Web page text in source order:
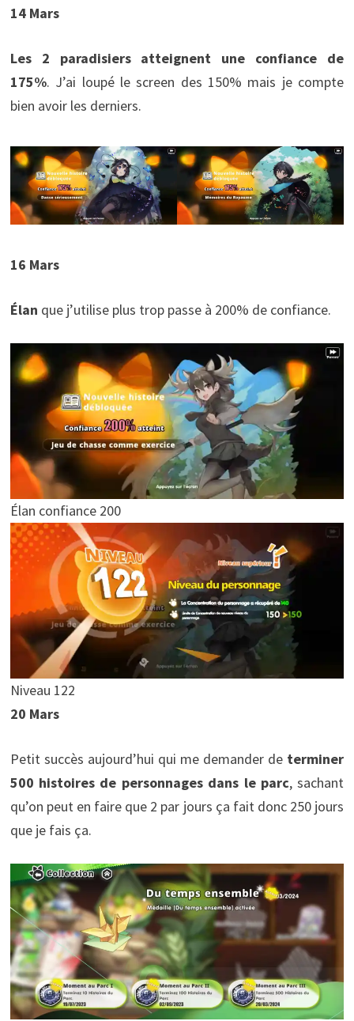
14 Mars
Les 2 paradisiers atteignent une confiance de
175%. J’ai loupé le screen des 150% mais je compte
bien avoir les derniers.
16 Mars
Élan que j’utilise plus trop passe à 200% de confiance.
Élan confiance 200
Niveau 122
20 Mars
Petit succès aujourd’hui qui me demander de terminer
500 histoires de personnages dans le parc, sachant
qu’on peut en faire que 2 par jours ça fait donc 250 jours
que je fais ça.